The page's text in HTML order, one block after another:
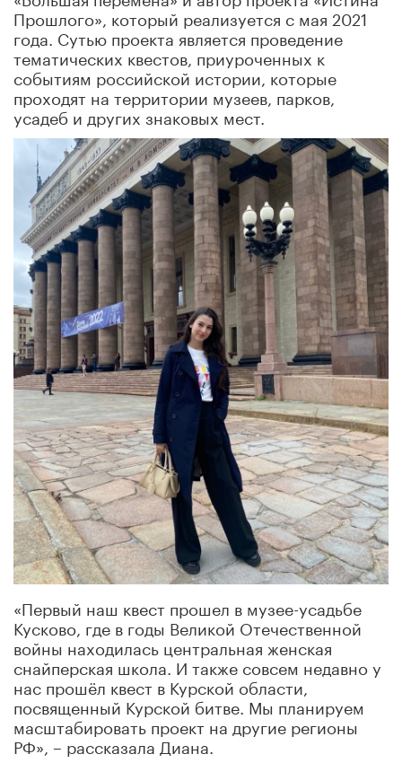
Прошлого», который реализуется с мая 2021
года. Сутью проекта является проведение
тематических квестов, приуроченных к
событиям российской истории, которые
проходят на территории музеев, парков,
усадеб и других знаковых мест.
«Первый наш квест прошел в музее-усадьбе
Кусково, где в годы Великой Отечественной
войны находилась центральная женская
снайперская школа. И также совсем недавно у
нас прошёл квест в Курской области,
посвященный Курской битве. Мы планируем
масштабировать проект на другие регионы
РФ», – рассказала Диана.